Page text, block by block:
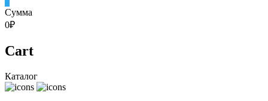
Сумма
0₽
Cart
Каталог